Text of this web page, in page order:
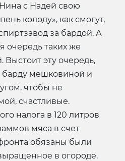
с Надей свою
колоду», как смогут,
за бардой. А
очередь таких же
Выстоит эту очередь,
мешковиной и
чтобы не
счастливые.
налога в 120 литров
мяса в счет
обязаны были
в огороде.